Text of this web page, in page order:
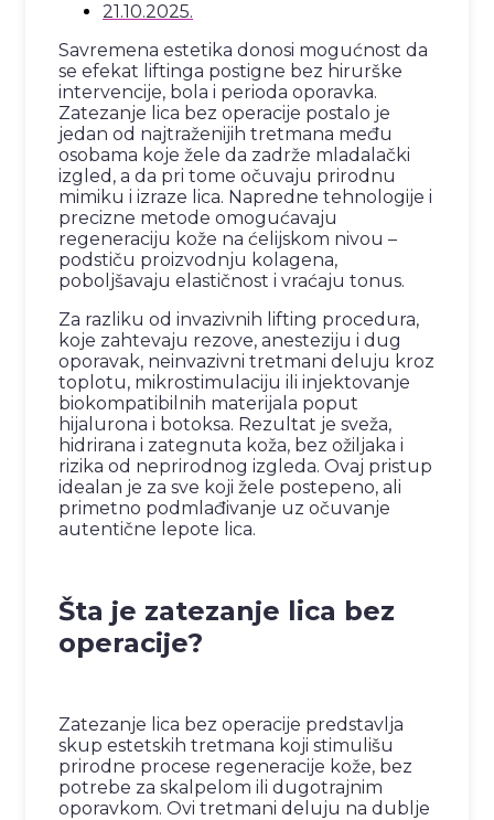
21.10.2025.
Savremena estetika donosi mogućnost da
se efekat liftinga postigne bez hirurške
intervencije, bola i perioda oporavka.
Zatezanje lica bez operacije postalo je
jedan od najtraženijih tretmana među
osobama koje žele da zadrže mladalački
izgled, a da pri tome očuvaju prirodnu
mimiku i izraze lica. Napredne tehnologije i
precizne metode omogućavaju
regeneraciju kože na ćelijskom nivou –
podstiču proizvodnju kolagena,
poboljšavaju elastičnost i vraćaju tonus.
Za razliku od invazivnih lifting procedura,
koje zahtevaju rezove, anesteziju i dug
oporavak, neinvazivni tretmani deluju kroz
toplotu, mikrostimulaciju ili injektovanje
biokompatibilnih materijala poput
hijalurona i botoksa. Rezultat je sveža,
hidrirana i zategnuta koža, bez ožiljaka i
rizika od neprirodnog izgleda. Ovaj pristup
idealan je za sve koji žele postepeno, ali
primetno podmlađivanje uz očuvanje
autentične lepote lica.
Šta je zatezanje lica bez
operacije?
Zatezanje lica bez operacije predstavlja
skup estetskih tretmana koji stimulišu
prirodne procese regeneracije kože, bez
potrebe za skalpelom ili dugotrajnim
oporavkom. Ovi tretmani deluju na dublje